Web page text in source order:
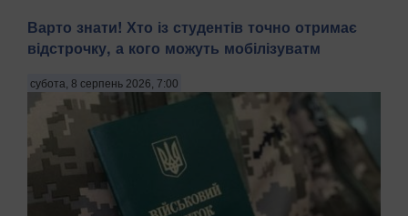
Варто знати! Хто із студентів точно отримає
відстрочку, а кого можуть мобілізуватм
субота, 8 серпень 2026, 7:00